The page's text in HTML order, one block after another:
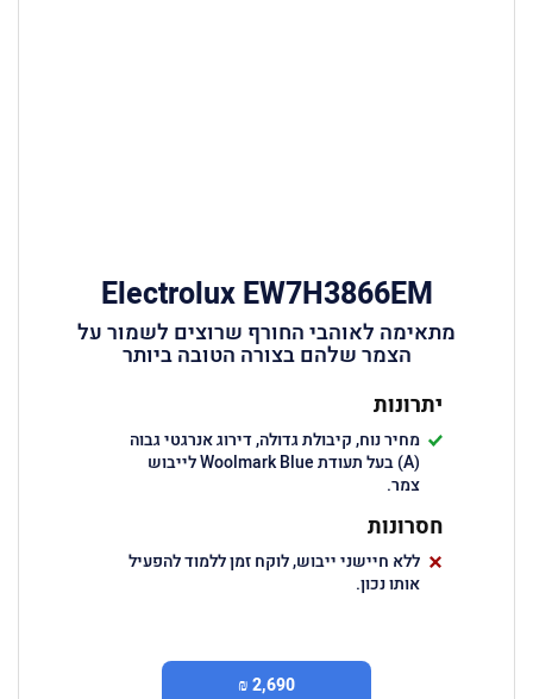
Electrolux EW7H3866EM
מתאימה לאוהבי החורף שרוצים לשמור על
הצמר שלהם בצורה הטובה ביותר
יתרונות
מחיר נוח, קיבולת גדולה, דירוג אנרגטי גבוה
(A) בעל תעודת Woolmark Blue לייבוש
צמר.
חסרונות
ללא חיישני ייבוש, לוקח זמן ללמוד להפעיל
אותו נכון.
2,690 ₪